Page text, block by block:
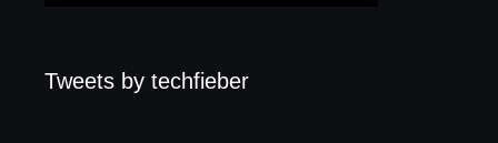
Tweets by techfieber